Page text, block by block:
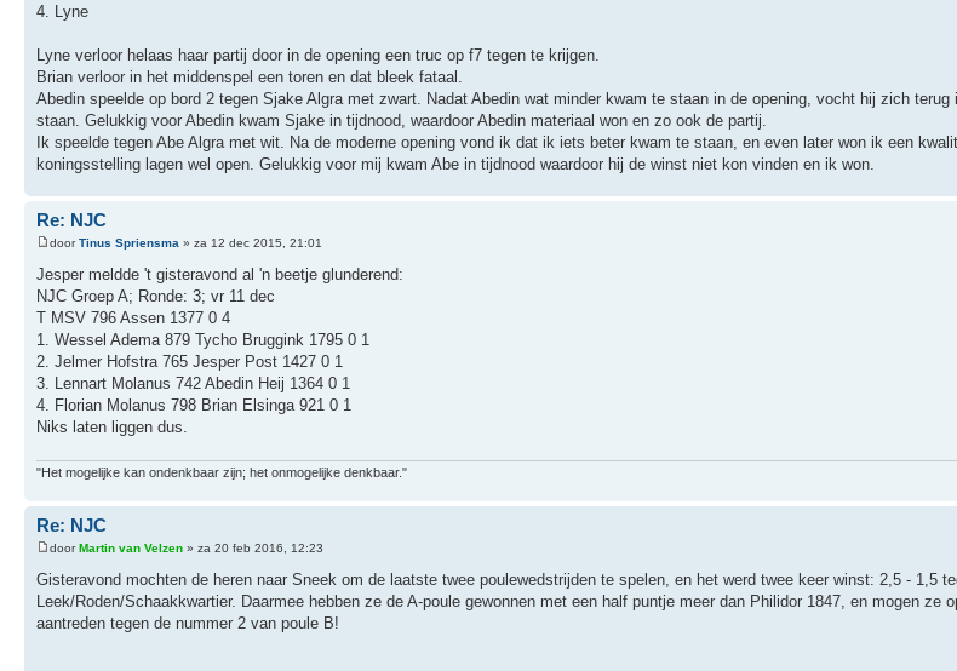
4. Lyne
Lyne verloor helaas haar partij door in de opening een truc op f7 tegen te krijgen.
Brian verloor in het middenspel een toren en dat bleek fataal.
Abedin speelde op bord 2 tegen Sjake Algra met zwart. Nadat Abedin wat minder kwam te staan in de opening, vocht hij zich
staan. Gelukkig voor Abedin kwam Sjake in tijdnood, waardoor Abedin materiaal won en zo ook de partij.
Ik speelde tegen Abe Algra met wit. Na de moderne opening vond ik dat ik iets beter kwam te staan, en even later won ik een
koningsstelling lagen wel open. Gelukkig voor mij kwam Abe in tijdnood waardoor hij de winst niet kon vinden en ik won.
Re: NJC
doorTinus Spriensma » za 12 dec 2015, 21:01
Jesper meldde 't gisteravond al 'n beetje glunderend:
NJC Groep A; Ronde: 3; vr 11 dec
T MSV 796 Assen 1377 0 4
1. Wessel Adema 879 Tycho Bruggink 1795 0 1
2. Jelmer Hofstra 765 Jesper Post 1427 0 1
3. Lennart Molanus 742 Abedin Heij 1364 0 1
4. Florian Molanus 798 Brian Elsinga 921 0 1
Niks laten liggen dus.
"Het mogelijke kan ondenkbaar zijn; het onmogelijke denkbaar."
Re: NJC
door Martin van Velzen » za 20 feb 2016, 12:23
Gisteravond mochten de heren naar Sneek om de laatste twee poulewedstrijden te spelen, en het werd twee keer winst: 2,5 - 1,5
Leek/Roden/Schaakkwartier. Daarmee hebben ze de A-poule gewonnen met een half puntje meer dan Philidor 1847, en mogen ze
aantreden tegen de nummer 2 van poule B!